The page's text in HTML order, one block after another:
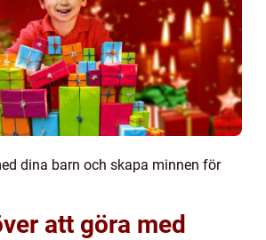
dina barn och skapa minnen för
att göra med